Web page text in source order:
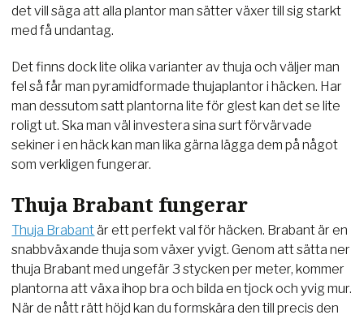
det vill säga att alla plantor man sätter växer till sig starkt
med få undantag.
Det finns dock lite olika varianter av thuja och väljer man
fel så får man pyramidformade thujaplantor i häcken. Har
man dessutom satt plantorna lite för glest kan det se lite
roligt ut. Ska man väl investera sina surt förvärvade
sekiner i en häck kan man lika gärna lägga dem på något
som verkligen fungerar.
Thuja Brabant fungerar
Thuja Brabantär ett perfekt val för häcken. Brabant är en
snabbväxande thuja som växer yvigt. Genom att sätta ner
thuja Brabant med ungefär 3 stycken per meter, kommer
plantorna att växa ihop bra och bilda en tjock och yvig mur.
När de nått rätt höjd kan du formskära den till precis den